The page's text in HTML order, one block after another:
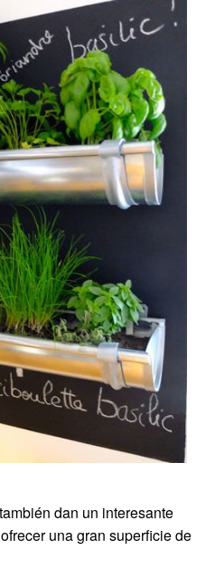
dan un interesante
una gran superficie de